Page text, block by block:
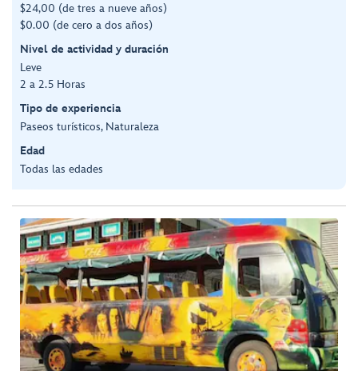
$24,00 (de tres a nueve años)
$0.00 (de cero a dos años)
Nivel de actividad y duración
Leve
2 a 2.5 Horas
Tipo de experiencia
Paseos turísticos, Naturaleza
Edad
Todas las edades